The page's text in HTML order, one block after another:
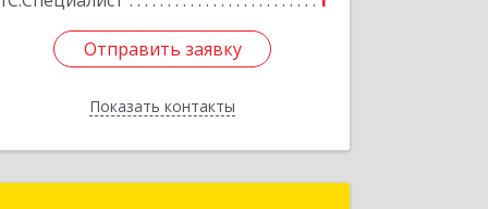
Отправить заявку
Показать контакты
Отправить заявку
Назад